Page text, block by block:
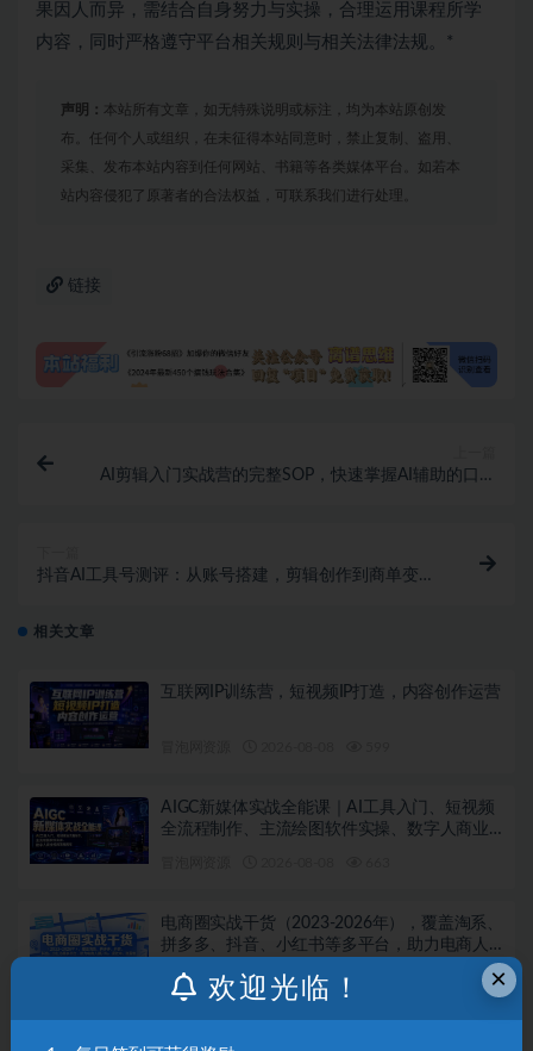
果因人而异，需结合自身努力与实操，合理运用课程所学
内容，同时严格遵守平台相关规则与相关法律法规。*
声明： 本站所有文章，如无特殊说明或标注，均为本站原创发
布。任何个人或组织，在未征得本站同意时，禁止复制、盗用、
采集、发布本站内容到任何网站、书籍等各类媒体平台。如若本
站内容侵犯了原著者的合法权益，可联系我们进行处理。
链接
AI剪辑入门实战营的完整SOP，快速掌握AI辅助的口播
抖音AI工具号测评：从账号搭建，剪辑创作到商单变现
相关文章
互联网IP训练营，短视频IP打造，内容创作运营
AIGC新媒体实战全能课｜AI工具入门、短视频
全流程制作、主流绘图软件实操、数字人商业
电商圈实战干货（2023-2026年），覆盖淘系、
拼多多、抖音、小红书等多平台，助力电商人
冒泡网资源 2026-08-08 ×
欢迎光临！